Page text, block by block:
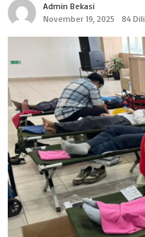
Admin Bekasi
November 19, 2025
84